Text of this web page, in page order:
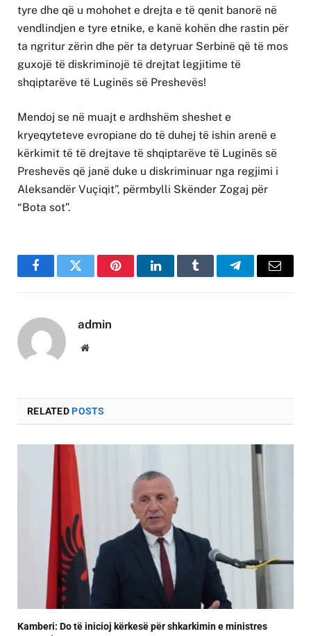
tyre dhe që u mohohet e drejta e të qenit banorë në
vendlindjen e tyre etnike, e kanë kohën dhe rastin për
ta ngritur zërin dhe për ta detyruar Serbinë që të mos
guxojë të diskriminojë të drejtat legjitime të
shqiptarëve të Luginës së Preshevës!
Mendoj se në muajt e ardhshëm sheshet e
kryeqyteteve evropiane do të duhej të ishin arenë e
kërkimit të të drejtave të shqiptarëve të Luginës së
Preshevës që janë duke u diskriminuar nga regjimi i
Aleksandër Vuçiqit”, përmbylli Skënder Zogaj për
“Bota sot”.
FacebookTwitter PinterestLinkedInTumblr TelegramEmail
admin
Website
RELATEDPOSTS
Kamberi: Do të inicioj kërkesë për shkarkimin e ministres